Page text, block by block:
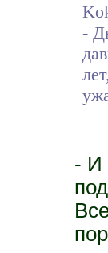
-
- И